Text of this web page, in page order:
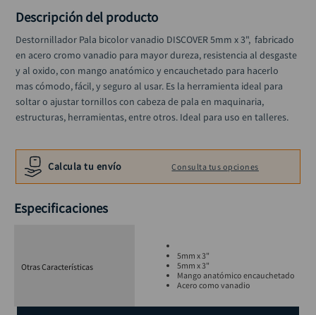
Descripción del producto
Destornillador Pala bicolor vanadio DISCOVER 5mm x 3",  fabricado
en acero cromo vanadio para mayor dureza, resistencia al desgaste
y al oxido, con mango anatómico y encauchetado para hacerlo
mas cómodo, fácil, y seguro al usar. Es la herramienta ideal para
soltar o ajustar tornillos con cabeza de pala en maquinaria,
estructuras, herramientas, entre otros. Ideal para uso en talleres.
Calcula tu envío Consulta tus opciones
Especificaciones
Otras Características
5mm x 3"
5mm x 3"
Mango anatómico encauchetado
Acero como vanadio
rueda
alicate